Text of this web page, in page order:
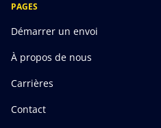
PAGES
Démarrer un envoi
À propos de nous
Carrières
Contact